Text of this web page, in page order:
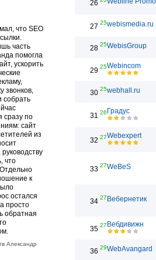
что SEO
часть
помогла
ускорить
звонков,
собрать
сразу по
сайт
из
что
к
остался
просто
обратная
Александр
26
27 25webismedia.ru
28 25WebisGroup
29 25Webincom
30 25webhall.ru
31 26 Градус
32 27Webexpert
33 27WeBeS
34 27 Вебернетик
35 27 Вебдивижн
36 29WebAvangard